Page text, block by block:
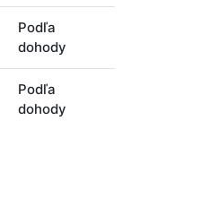
Podľa
dohody
Podľa
dohody